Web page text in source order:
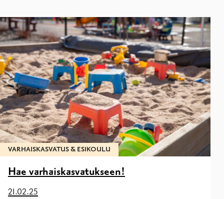
VARHAISKASVATUS & ESIKOULU
Hae varhaiskasvatukseen!
21.02.25